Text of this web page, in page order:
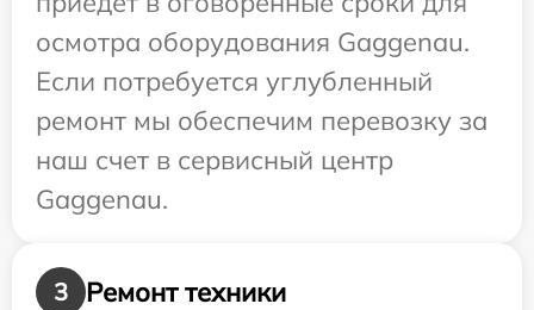
осмотра оборудования Gaggenau.
Если потребуется углубленный
ремонт мы обеспечим перевозку за
наш счет в сервисный центр
Gaggenau.
3
Ремонт техники